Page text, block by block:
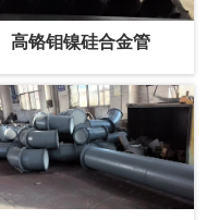
高铬钼镍硅合金管